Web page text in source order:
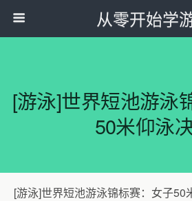
从零开始学
[游泳]世界短池游泳
50米仰泳
[游泳]世界短池游泳锦标赛：女子50